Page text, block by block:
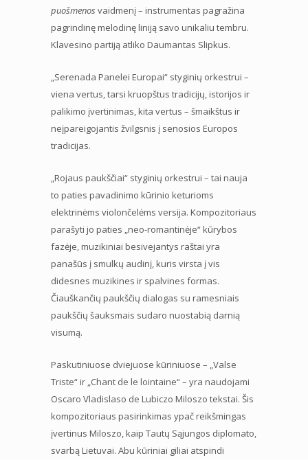
puošmenosvaidmenį – instrumentas pagražina
pagrindinę melodinę liniją savo unikaliu tembru.
Klavesino partiją atliko Daumantas Slipkus.
„Serenada Panelei Europai“ styginių orkestrui –
viena vertus, tarsi kruopštus tradicijų, istorijos ir
palikimo įvertinimas, kita vertus – šmaikštus ir
neįpareigojantis žvilgsnis į senosios Europos
tradicijas.
„Rojaus paukščiai“ styginių orkestrui – tai nauja
to paties pavadinimo kūrinio keturioms
elektrinėms violončelėms versija. Kompozitoriaus
parašyti jo paties „neo-romantinėje“ kūrybos
fazėje, muzikiniai besivejantys raštai yra
panašūs į smulkų audinį, kuris virsta į vis
didesnes muzikines ir spalvines formas.
Čiauškančių paukščių dialogas su ramesniais
paukščių šauksmais sudaro nuostabią darnią
visumą.
Paskutiniuose dviejuose kūriniuose – „Valse
Triste“ ir „Chant de le lointaine“ – yra naudojami
Oscaro Vladislaso de Lubiczo Miloszo tekstai. Šis
kompozitoriaus pasirinkimas ypač reikšmingas
įvertinus Miloszo, kaip Tautų Sąjungos diplomato,
svarbą Lietuvai. Abu kūriniai giliai atspindi